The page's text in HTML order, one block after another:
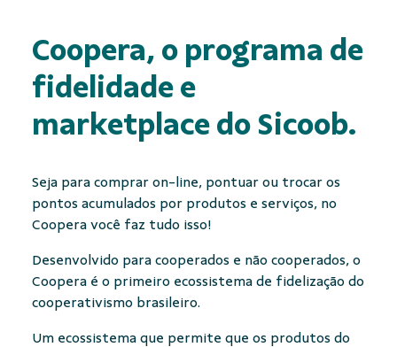
Coopera, o programa de
fidelidade e
marketplace do Sicoob.
Seja para comprar on-line, pontuar ou trocar os
pontos acumulados por produtos e serviços, no
Coopera você faz tudo isso!
Desenvolvido para cooperados e não cooperados, o
Coopera é o primeiro ecossistema de fidelização do
cooperativismo brasileiro.
Um ecossistema que permite que os produtos do